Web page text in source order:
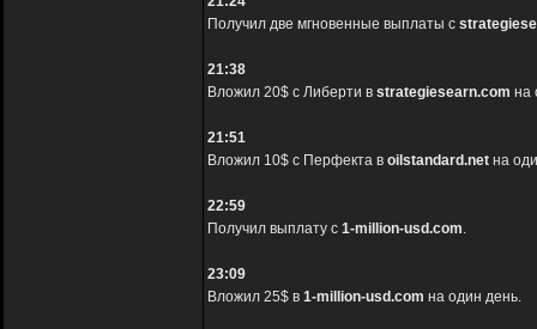
Получил две мгновенные выплаты с
21:38
Вложил 20$ с Либерти в strategiesearn.com на
21:51
Вложил 10$ с Перфекта в oilstandard.net на
22:59
Получил выплату с 1-million-usd.com.
23:09
Вложил 25$ в 1-million-usd.com на один день.